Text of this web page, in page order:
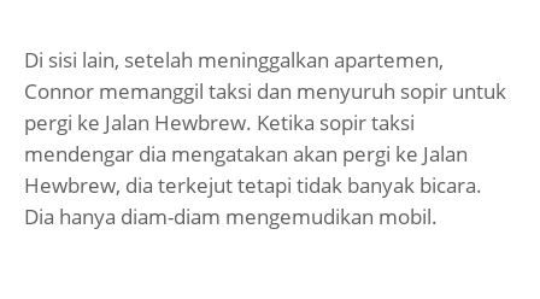
Di sisi lain, setelah meninggalkan apartemen,
Connor memanggil taksi dan menyuruh sopir untuk
pergi ke Jalan Hewbrew. Ketika sopir taksi
mendengar dia mengatakan akan pergi ke Jalan
Hewbrew, dia terkejut tetapi tidak banyak bicara.
Dia hanya diam-diam mengemudikan mobil.